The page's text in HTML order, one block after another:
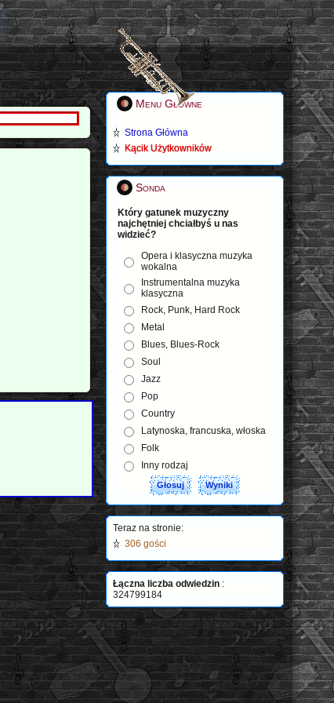
Menu Główne
Strona Główna
Kącik Użytkowników
Sonda
Który gatunek muzyczny
najchętniej chciałbyś u nas
widzieć?
Opera i klasyczna muzyka
wokalna
Instrumentalna muzyka
klasyczna
Rock, Punk, Hard Rock
Metal
Blues, Blues-Rock
Soul
Jazz
Pop
Country
Latynoska, francuska, włoska
Folk
Inny rodzaj
Teraz na stronie:
306 gości
Łączna liczba odwiedzin :
324799184